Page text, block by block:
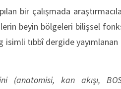
bir çalışmada
beyin bölgeleri bilişsel
tıbbî dergide
(anatomisi, kan akışı, BOS